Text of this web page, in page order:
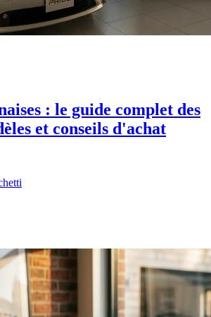
: le guide complet des
et conseils d'achat